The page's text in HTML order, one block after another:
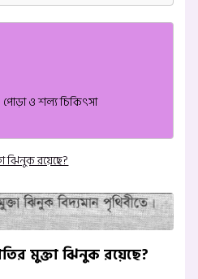
ও শল্য চিকিৎসা
ঝিনুক রয়েছে?
মুক্তা ঝিনুক রয়েছে?